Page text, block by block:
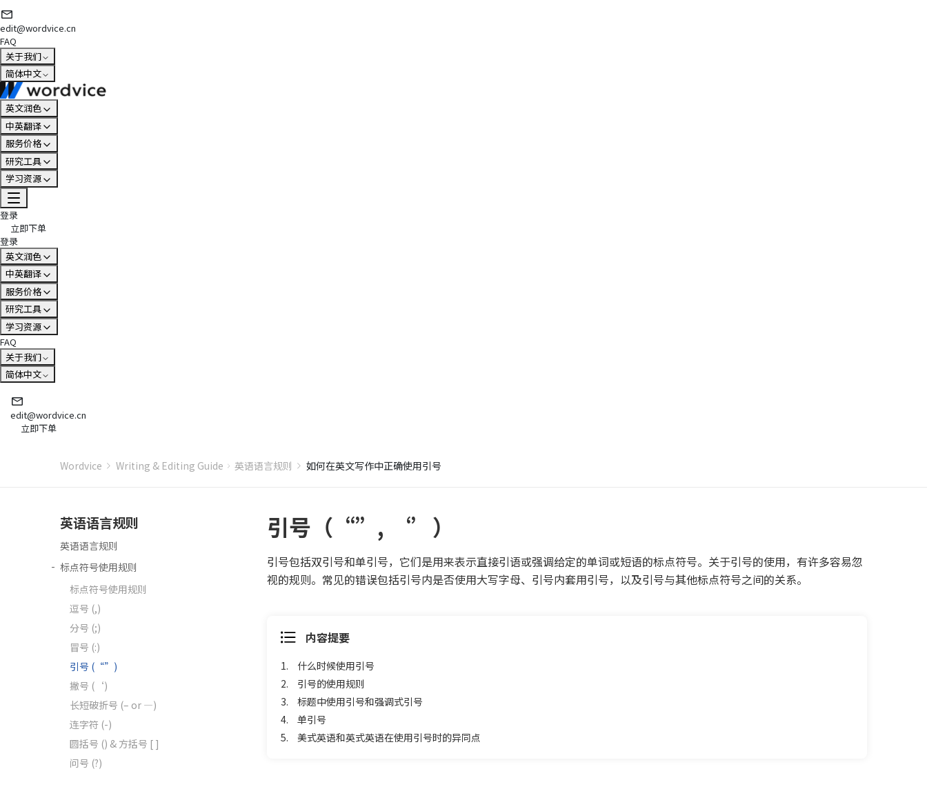
edit@wordvice.cn
FAQ
关于我们
简体中文
英文润色
中英翻译
服务价格
研究工具
学习资源
登录
立即下单
登录
英文润色
中英翻译
服务价格
研究工具
学习资源
FAQ
关于我们
简体中文
edit@wordvice.cn
立即下单
Wordvice Writing & Editing Guide 英语语言规则 如何在英文写作中正确使用引号
英语语言规则
英语语言规则
标点符号使用规则
标点符号使用规则
逗号 (,)
分号 (;)
冒号 (:)
引号 (“”)
撇号 (‘)
长短破折号 (– or —)
连字符 (-)
圆括号 () & 方括号 [ ]
问号 (?)
引号（“”, ‘’）
引号包括双引号和单引号，它们是用来表示直接引语或强调给定的单词或短语的标点符号。关于引号的使用，有许多容易忽
视的规则。常见的错误包括引号内是否使用大写字母、引号内套用引号，以及引号与其他标点符号之间的关系。
内容提要
1.
什么时候使用引号
2.
引号的使用规则
3.
标题中使用引号和强调式引号
4.
单引号
5.
美式英语和英式英语在使用引号时的异同点